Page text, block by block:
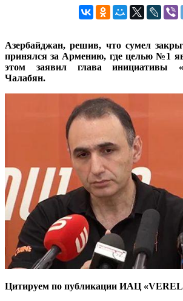
Азербайджан, решив, что сумел
принялся за Армению, где целью №1
этом заявил глава инициативы
Чалабян.
Цитируем по публикации ИАЦ